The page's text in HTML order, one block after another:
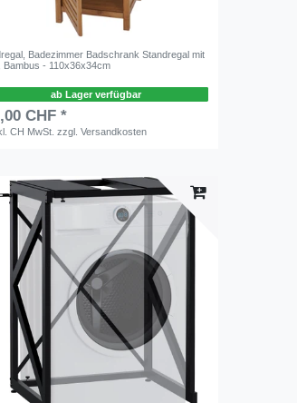
Badezimmer Badschrank Standregal mit
Bambus - 110x36x34cm
ab Lager verfügbar
CHF *
CH MwSt. zzgl.Versandkosten